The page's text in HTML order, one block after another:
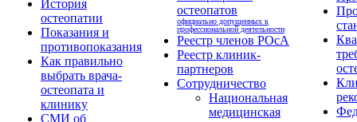
История
остеопатии
Показания и
противопоказания
Как правильно
выбрать врача-
остеопата и
клинику
СМИ об
остеопатов
официально допущенных к
профессиональной деятельности
Реестр членов РОсА
Реестр клиник-
партнеров
Сотрудничество
Национальная
медицинская